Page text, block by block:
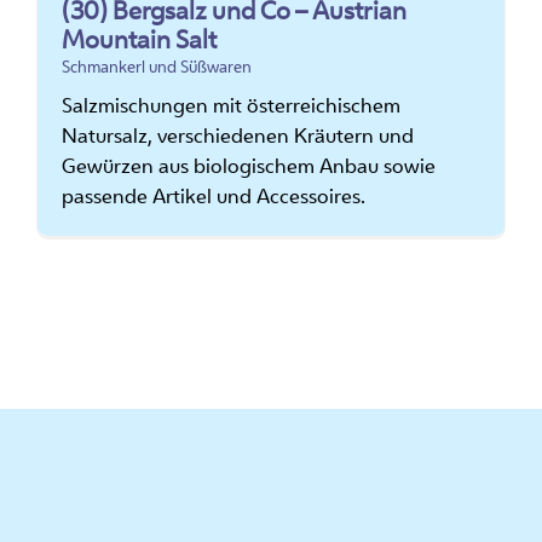
(30) Bergsalz und Co – Austrian
Mountain Salt
Schmankerl und Süßwaren
Salzmischungen mit österreichischem
Natursalz, verschiedenen Kräutern und
Gewürzen aus biologischem Anbau sowie
passende Artikel und Accessoires.